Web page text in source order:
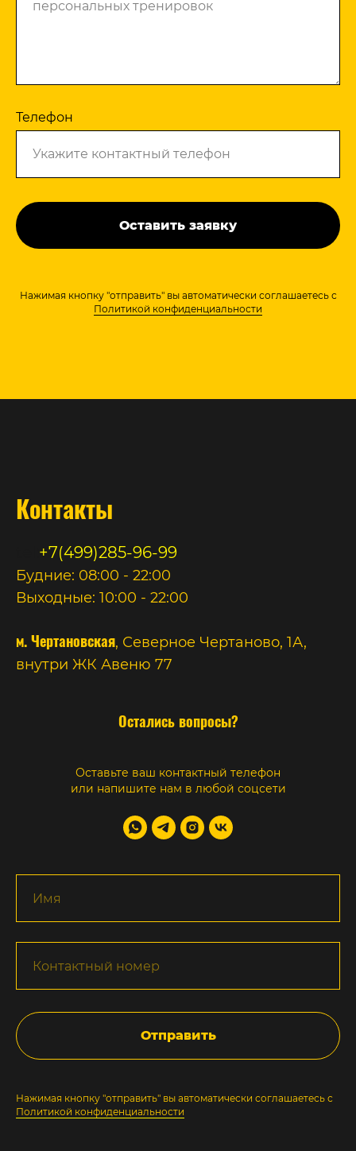
Телефон
Оставить заявку
Нажимая кнопку "отправить" вы автоматически соглашаетесь с
Политикой конфиденциальности
Контакты
+7(499)285-96-99
Будние: 08:00 - 22:00
Выходные: 10:00 - 22:00
м. Чертановская, Северное Чертаново, 1А,
внутри ЖК Авеню 77
Остались вопросы?
Оставьте ваш контактный телефон
или напишите нам в любой соцсети
Отправить
Нажимая кнопку "отправить" вы автоматически соглашаетесь с
Политикой конфиденциальности